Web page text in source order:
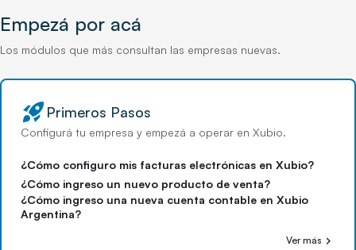
Empezá por acá
Los módulos que más consultan las empresas nuevas.
rocket_launch Primeros Pasos
Configurá tu empresa y empezá a operar en Xubio.
¿Cómo configuro mis facturas electrónicas en Xubio?
¿Cómo ingreso un nuevo producto de venta?
¿Cómo ingreso una nueva cuenta contable en Xubio
Argentina?
Ver más chevron_right